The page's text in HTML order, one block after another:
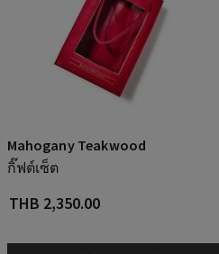
Mahogany Teakwood
กิ๊ฟต์เซ็ต
THB 2,350.00